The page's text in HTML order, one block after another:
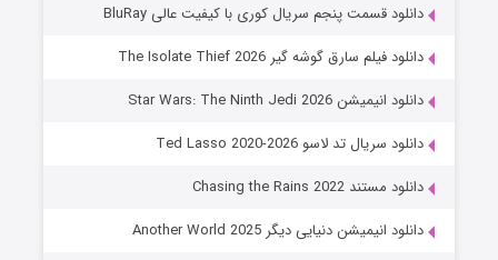
جادوگری در مغولستان
دانلود قسمت پنجم سریال کوری با کیفیت عالی BluRay
دانلود فیلم سارق گوشه گیر The Isolate Thief 2026
دانلود انیمیشن Star Wars: The Ninth Jedi 2026
دانلود سریال تد لاسو Ted Lasso 2020-2026
دانلود مستند Chasing the Rains 2022
دانلود انیمیشن دنیایی دیگر Another World 2025